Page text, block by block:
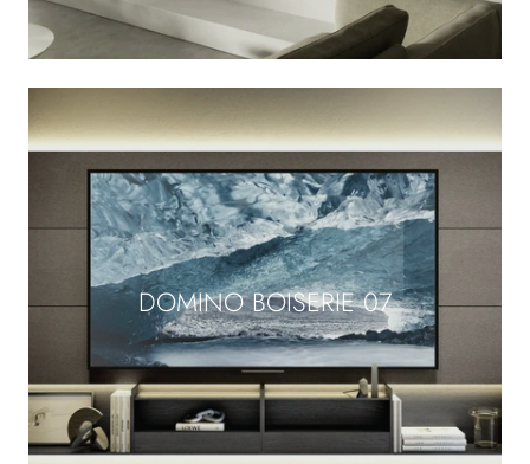
DOMINO BOISERIE 07